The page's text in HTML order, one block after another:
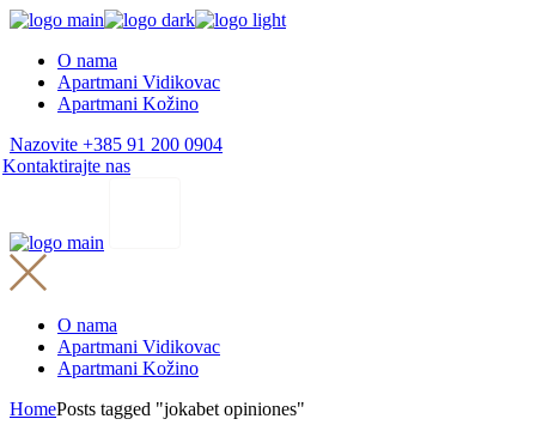
Skip
content
O nama
Apartmani Vidikovac
Apartmani Kožino
Nazovite +385 91 200 0904
Kontaktirajte nas
O nama
Apartmani Vidikovac
Apartmani Kožino
HomePosts tagged "jokabet opiniones"